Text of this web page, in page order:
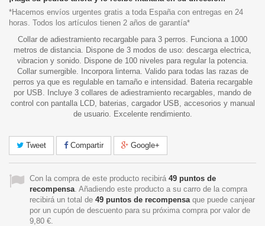
*Hacemos envíos urgentes gratis a toda España con entregas en 24
horas. Todos los artículos tienen 2 años de garantía*
Collar de adiestramiento recargable para 3 perros. Funciona a 1000
metros de distancia. Dispone de 3 modos de uso: descarga electrica,
vibracion y sonido. Dispone de 100 niveles para regular la potencia.
Collar sumergible. Incorpora linterna. Valido para todas las razas de
perros ya que es regulable en tamaño e intensidad. Bateria recargable
por USB. Incluye 3 collares de adiestramiento recargables, mando de
control con pantalla LCD, baterias, cargador USB, accesorios y manual
de usuario. Excelente rendimiento.
Tweet Compartir Google+
Con la compra de este producto recibirá 49 puntos de
recompensa. Añadiendo este producto a su carro de la compra
recibirá un total de 49 puntos de recompensaque puede canjear
por un cupón de descuento para su próxima compra por valor de
9,80 €.